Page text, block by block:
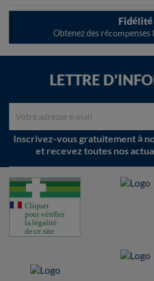
Fidélité
Obtenez des récompenses
LETTRE
Inscrivez-vous gratuitement à
et recevez toutes nos